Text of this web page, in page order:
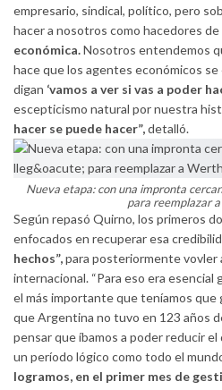
empresario, sindical, político, pero
hacer a nosotros como hacedores de
económica.Nosotros entendemos
hace que los agentes económicos se
digan ‘vamos a ver si vas a poder
escepticismo natural por nuestra
hacer se puede hacer”,detalló.
Nueva etapa: con una impronta
para reemplazar
Según repasó Quirno, los primeros
enfocados en recuperar esa
hechos”,para posteriormente vovler
internacional. “Para eso era esencial
el más importante que teníamos que
que Argentina no tuvo en 123 años
pensar que íbamos a poder reducir
un período lógico como todo el
logramos, en el primer mes de